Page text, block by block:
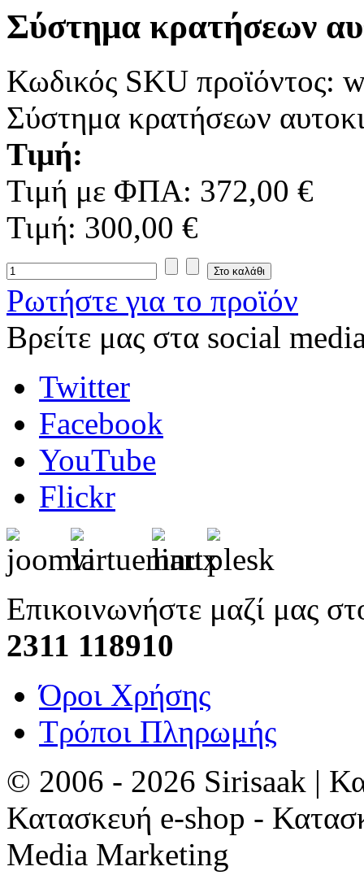
Σύστημα κρατήσεων
Κωδικός SKU προϊόντος:
Σύστημα κρατήσεων
Τιμή:
Τιμή με ΦΠΑ: 372,00 €
Τιμή: 300,00 €
Ρωτήστε για το προϊόν
Βρείτε μας στα social
Twitter
Facebook
YouTube
Flickr
Επικοινωνήστε μαζί μας
2311 118910
Όροι Χρήσης
Τρόποι Πληρωμής
© 2006 - 2026 Sirisaak |
Κατασκευή e-shop -
Media Marketing